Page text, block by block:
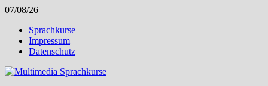
Zum
springen
07/08/26
Sprachkurse
Impressum
Datenschutz